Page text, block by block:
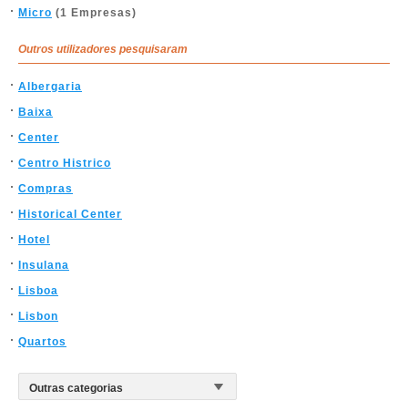
Micro (1 Empresas)
Outros utilizadores pesquisaram
Albergaria
Baixa
Center
Centro Histrico
Compras
Historical Center
Hotel
Insulana
Lisboa
Lisbon
Quartos